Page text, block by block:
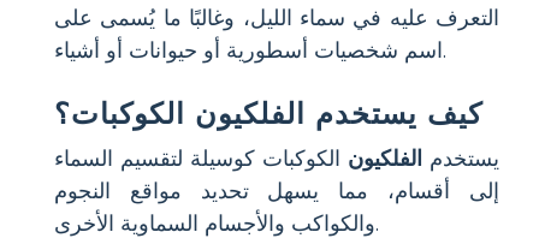
التعرف عليه في سماء الليل، وغالبًا ما يُسمى على
اسم شخصيات أسطورية أو حيوانات أو أشياء.
كيف يستخدم الفلكيون الكوكبات؟
يستخدم الفلكيون الكوكبات كوسيلة لتقسيم السماء
إلى أقسام، مما يسهل تحديد مواقع النجوم
والكواكب والأجسام السماوية الأخرى.